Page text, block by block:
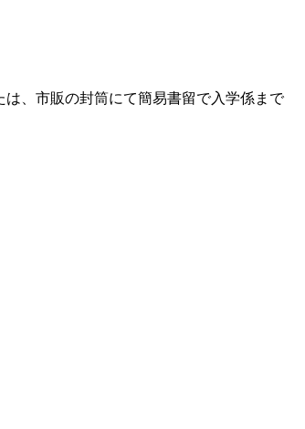
、市販の封筒にて簡易書留で入学係まで